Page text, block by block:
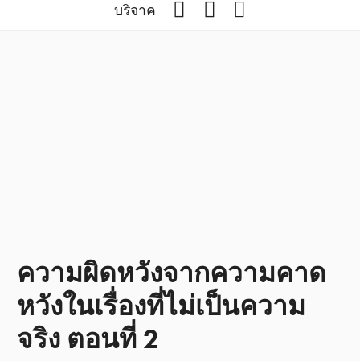
บริจาค
ความผิดหวังจากความคาด
หวังในเรื่องที่ไม่เป็นความ
จริง ตอนที่ 2